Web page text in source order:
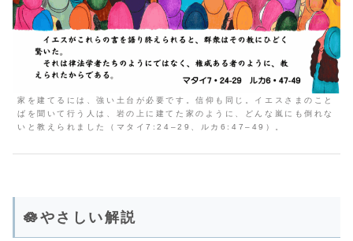
家を建てるには、強い土台が必要です。信仰も同じ。イエスさまのこと
ばを聞いて行う人は、岩の上に建てた家のように、どんな嵐にも倒れな
いと教えられました（マタイ7:24–29、ルカ6:47–49）。
🪷やさしい解説